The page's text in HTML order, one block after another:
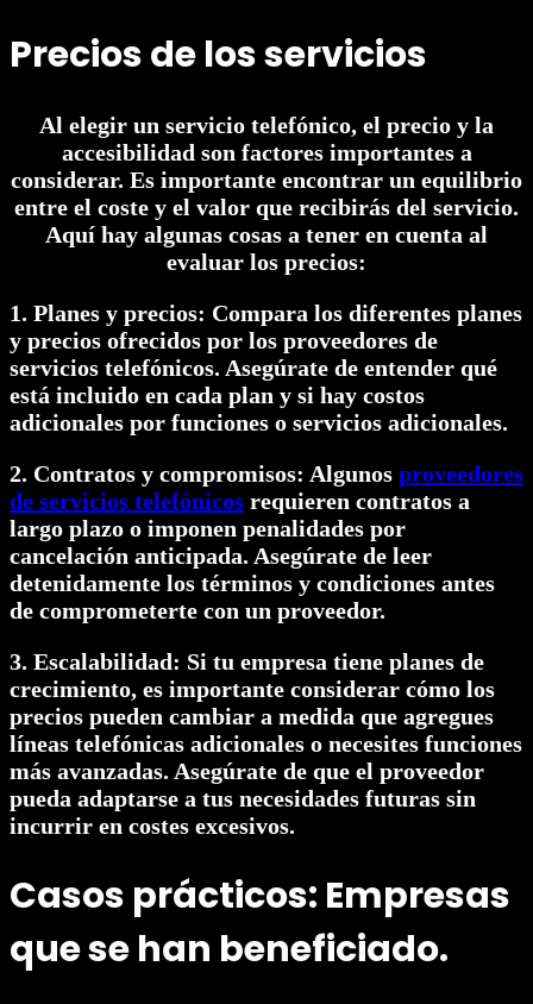
Precios de los servicios
Al elegir un servicio telefónico, el precio y la
accesibilidad son factores importantes a
considerar. Es importante encontrar un equilibrio
entre el coste y el valor que recibirás del servicio.
Aquí hay algunas cosas a tener en cuenta al
evaluar los precios:
1. Planes y precios: Compara los diferentes planes
y precios ofrecidos por los proveedores de
servicios telefónicos. Asegúrate de entender qué
está incluido en cada plan y si hay costos
adicionales por funciones o servicios adicionales.
2. Contratos y compromisos: Algunos proveedores
de servicios telefónicos requieren contratos a
largo plazo o imponen penalidades por
cancelación anticipada. Asegúrate de leer
detenidamente los términos y condiciones antes
de comprometerte con un proveedor.
3. Escalabilidad: Si tu empresa tiene planes de
crecimiento, es importante considerar cómo los
precios pueden cambiar a medida que agregues
líneas telefónicas adicionales o necesites funciones
más avanzadas. Asegúrate de que el proveedor
pueda adaptarse a tus necesidades futuras sin
incurrir en costes excesivos.
Casos prácticos: Empresas
que se han beneficiado.